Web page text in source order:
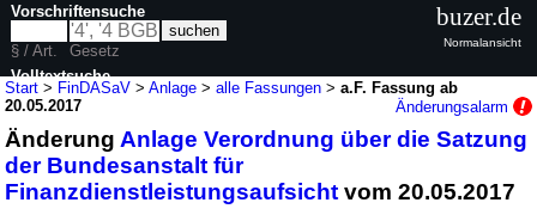
Start > FinDASaV >Anlage >alle Fassungen >a.F. Fassung ab
20.05.2017
Änderungsalarm
Änderung Anlage Verordnung über die Satzung
der Bundesanstalt für
Finanzdienstleistungsaufsicht vom 20.05.2017
Vorschriftensuche
§ / Art.
Gesetz
Volltextsuche
buzer.de
Normalansicht